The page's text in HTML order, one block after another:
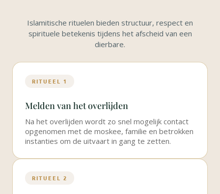
Islamitische rituelen bieden structuur, respect en
spirituele betekenis tijdens het afscheid van een
dierbare.
RITUEEL 1
Melden van het overlijden
Na het overlijden wordt zo snel mogelijk contact
opgenomen met de moskee, familie en betrokken
instanties om de uitvaart in gang te zetten.
RITUEEL 2